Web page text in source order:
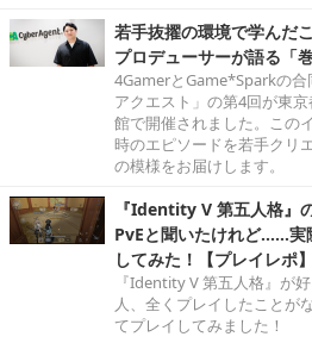
若手抜擢の環境で学ん
プロデューサーが語る「
4GamerとGame*Sparkの
アクエスト」の第4回が東
館で開催されました。この
時のエピソードを若手クリ
の模様をお届けします。
『Identity V 第五人格』
PvEと聞いたけれど……実
してみた！【プレイレポ】
『Identity V 第五人格』が
人、全くプレイしたことが
てプレイしてみました！